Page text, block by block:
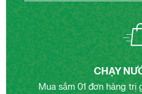
CHẠY
Mua sắm 01 đơn hàng